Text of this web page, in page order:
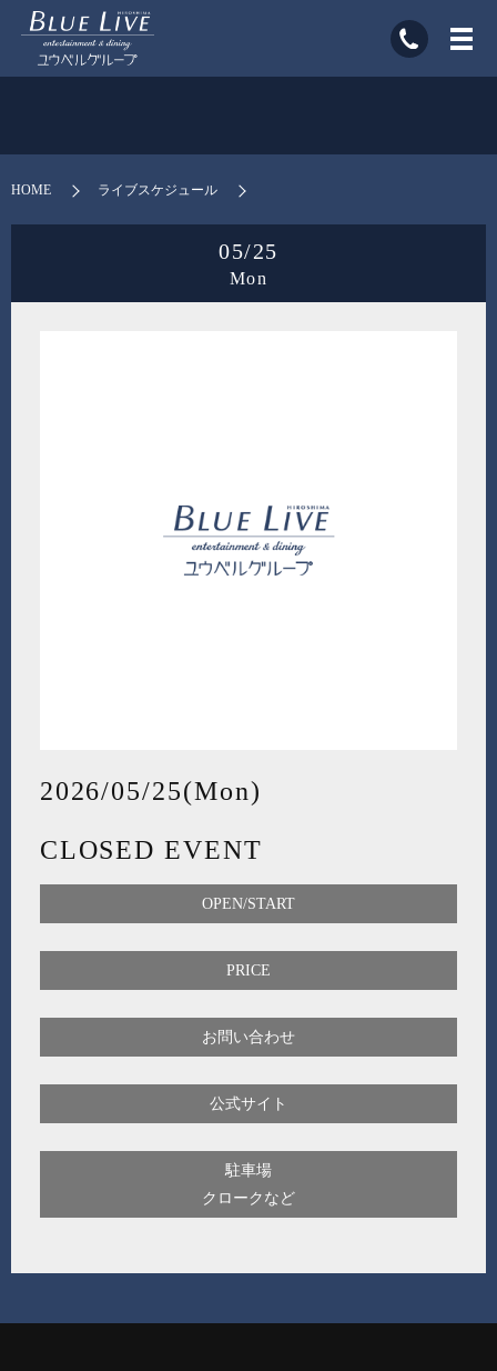
HOME ライブスケジュール
05/25
Mon
2026/05/25(Mon)
CLOSED EVENT
OPEN/START
PRICE
お問い合わせ
公式サイト
駐車場
クロークなど